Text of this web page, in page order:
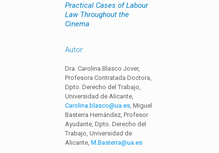
Practical Cases of Labour
Law Throughout the
Cinema
Autor:
Dra. Carolina Blasco Jover,
Profesora Contratada Doctora,
Dpto. Derecho del Trabajo,
Universidad de Alicante,
Carolina.blasco@ua.es , Miguel
Basterra Hernández, Profesor
Ayudante, Dpto. Derecho del
Trabajo, Universidad de
Alicante, M.Basterra@ua.es